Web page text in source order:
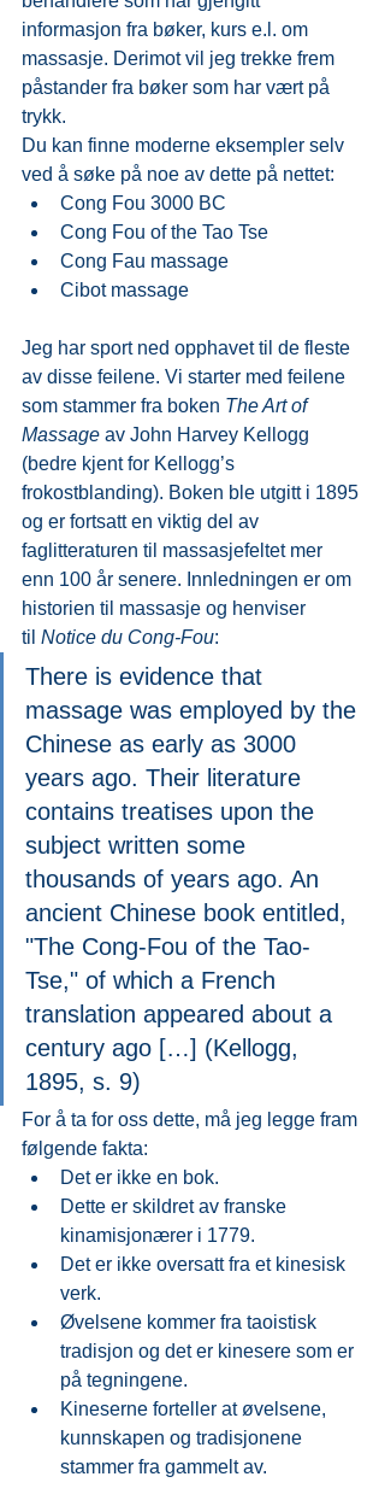
informasjon fra bøker, kurs e.l. om
massasje. Derimot vil jeg trekke frem
påstander fra bøker som har vært på
trykk.
Du kan finne moderne eksempler selv
ved å søke på noe av dette på nettet:
Cong Fou 3000 BC
Cong Fou of the Tao Tse
Cong Fau massage
Cibot massage
Jeg har sport ned opphavet til de fleste
av disse feilene. Vi starter med feilene
som stammer fra boken The Art of
Massage av John Harvey Kellogg
(bedre kjent for Kellogg’s
frokostblanding). Boken ble utgitt i 1895
og er fortsatt en viktig del av
faglitteraturen til massasjefeltet mer
enn 100 år senere. Innledningen er om
historien til massasje og henviser
til Notice du Cong-Fou:
There is evidence that
massage was employed by the
Chinese as early as 3000
years ago. Their literature
contains treatises upon the
subject written some
thousands of years ago. An
ancient Chinese book entitled,
"The Cong-Fou of the Tao-
Tse," of which a French
translation appeared about a
century ago […] (Kellogg,
1895, s. 9)
For å ta for oss dette, må jeg legge fram
følgende fakta:
Det er ikke en bok.
Dette er skildret av franske
kinamisjonærer i 1779.
Det er ikke oversatt fra et kinesisk
verk.
Øvelsene kommer fra taoistisk
tradisjon og det er kinesere som er
på tegningene.
Kineserne forteller at øvelsene,
kunnskapen og tradisjonene
stammer fra gammelt av.